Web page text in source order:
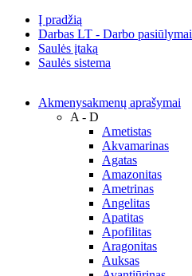
Į pradžią
Darbas LT - Darbo pasiūlymai
Saulės įtaką
Saulės sistema
Akmenysakmenų aprašymai
A - D
Ametistas
Akvamarinas
Agatas
Amazonitas
Ametrinas
Angelitas
Apatitas
Apofilitas
Aragonitas
Auksas